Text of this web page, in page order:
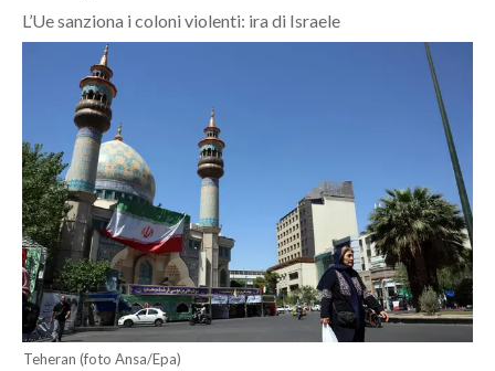
POLITICA
ECONOMIA
SERVIZI ALLE IMPRESE
LAVORO
BANDI
SPORT IN SARDEGNA
SPORT
RISULTATI E CLASSIFICHE
L’Ue sanziona i coloni violenti: ira di Israele
Teheran (foto Ansa/Epa)